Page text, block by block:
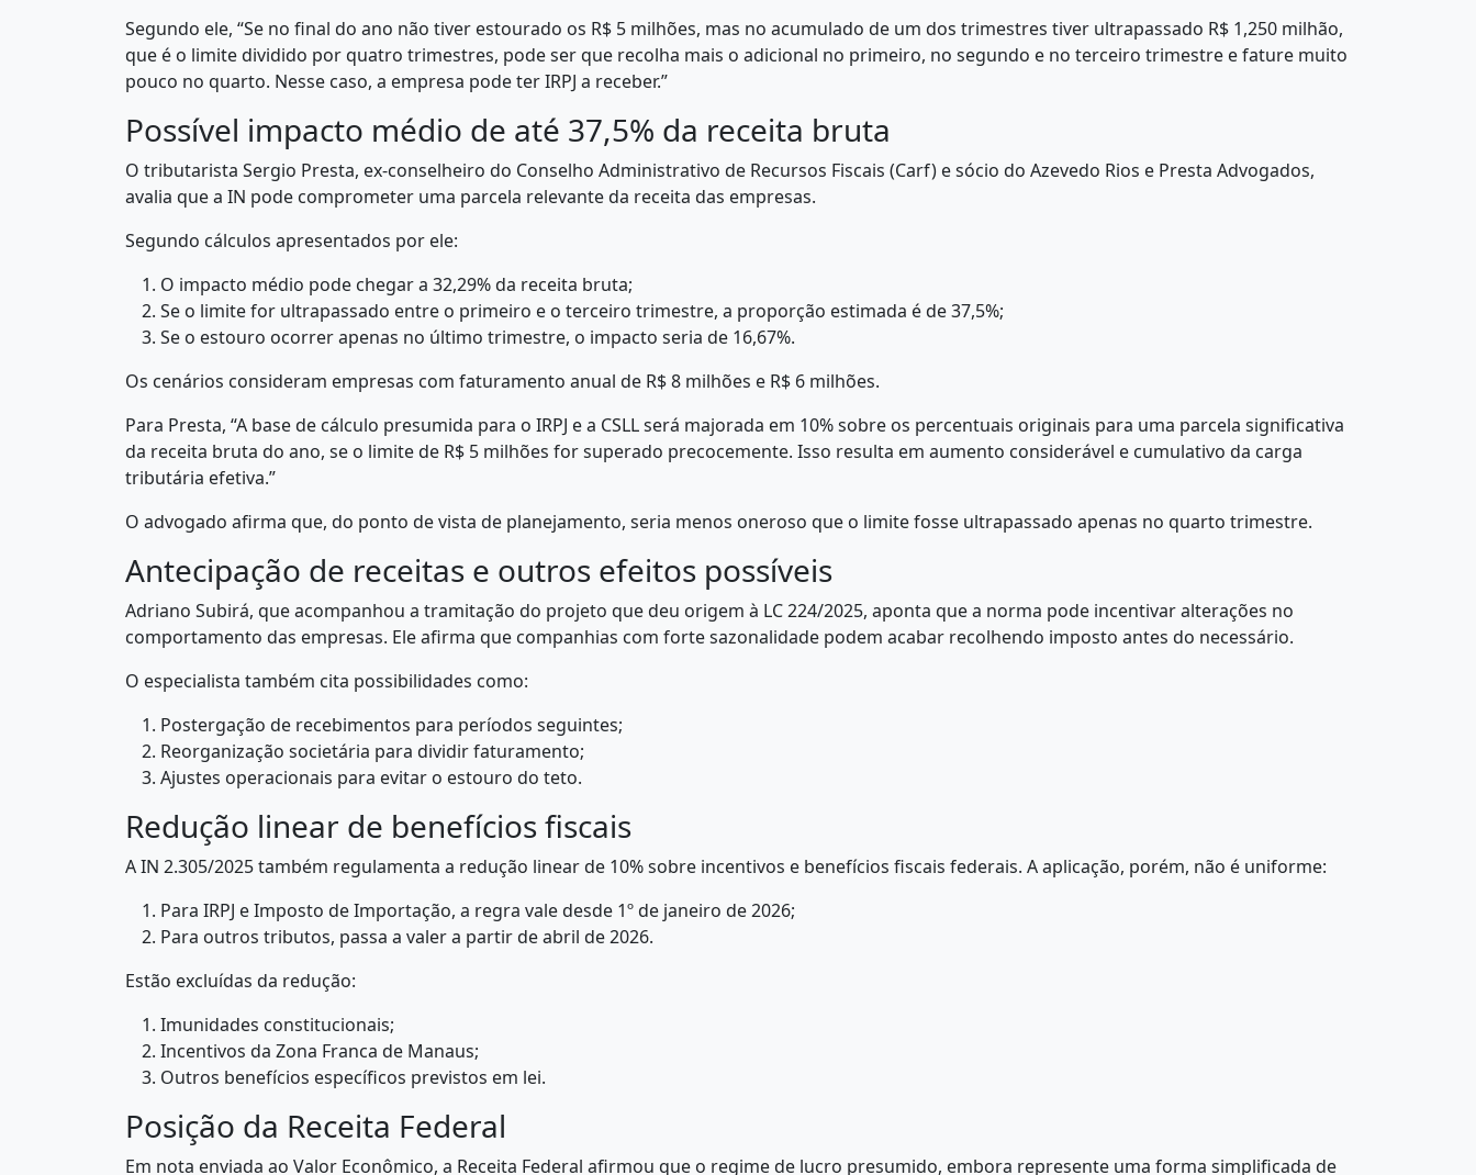
Segundo ele, “Se no final do ano não tiver estourado os R$ 5 milhões, mas no acumulado de um dos trimestres tiver ultrapassado R$ 1,250 milhão,
que é o limite dividido por quatro trimestres, pode ser que recolha mais o adicional no primeiro, no segundo e no terceiro trimestre e fature muito
pouco no quarto. Nesse caso, a empresa pode ter IRPJ a receber.”
Possível impacto médio de até 37,5% da receita bruta
O tributarista Sergio Presta, ex-conselheiro do Conselho Administrativo de Recursos Fiscais (Carf) e sócio do Azevedo Rios e Presta Advogados,
avalia que a IN pode comprometer uma parcela relevante da receita das empresas.
Segundo cálculos apresentados por ele:
O impacto médio pode chegar a 32,29% da receita bruta;
Se o limite for ultrapassado entre o primeiro e o terceiro trimestre, a proporção estimada é de 37,5%;
Se o estouro ocorrer apenas no último trimestre, o impacto seria de 16,67%.
Os cenários consideram empresas com faturamento anual de R$ 8 milhões e R$ 6 milhões.
Para Presta, “A base de cálculo presumida para o IRPJ e a CSLL será majorada em 10% sobre os percentuais originais para uma parcela significativa
da receita bruta do ano, se o limite de R$ 5 milhões for superado precocemente. Isso resulta em aumento considerável e cumulativo da carga
tributária efetiva.”
O advogado afirma que, do ponto de vista de planejamento, seria menos oneroso que o limite fosse ultrapassado apenas no quarto trimestre.
Antecipação de receitas e outros efeitos possíveis
Adriano Subirá, que acompanhou a tramitação do projeto que deu origem à LC 224/2025, aponta que a norma pode incentivar alterações no
comportamento das empresas. Ele afirma que companhias com forte sazonalidade podem acabar recolhendo imposto antes do necessário.
O especialista também cita possibilidades como:
Postergação de recebimentos para períodos seguintes;
Reorganização societária para dividir faturamento;
Ajustes operacionais para evitar o estouro do teto.
Redução linear de benefícios fiscais
A IN 2.305/2025 também regulamenta a redução linear de 10% sobre incentivos e benefícios fiscais federais. A aplicação, porém, não é uniforme:
Para IRPJ e Imposto de Importação, a regra vale desde 1º de janeiro de 2026;
Para outros tributos, passa a valer a partir de abril de 2026.
Estão excluídas da redução:
Imunidades constitucionais;
Incentivos da Zona Franca de Manaus;
Outros benefícios específicos previstos em lei.
Posição da Receita Federal
Em nota enviada ao Valor Econômico, a Receita Federal afirmou que o regime de lucro presumido, embora represente uma forma simplificada de